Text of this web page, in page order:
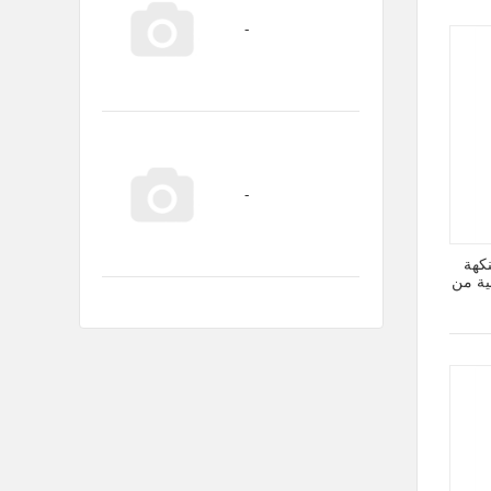
من